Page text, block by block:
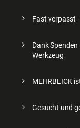
Fast verpasst
Dank
Werkzeug
MEHRBLICK
Gesucht und